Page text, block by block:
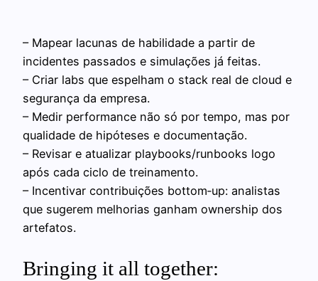
– Mapear lacunas de habilidade a partir de
incidentes passados e simulações já feitas.
– Criar labs que espelham o stack real de cloud e
segurança da empresa.
– Medir performance não só por tempo, mas por
qualidade de hipóteses e documentação.
– Revisar e atualizar playbooks/runbooks logo
após cada ciclo de treinamento.
– Incentivar contribuições bottom‑up: analistas
que sugerem melhorias ganham ownership dos
artefatos.
Bringing it all together: